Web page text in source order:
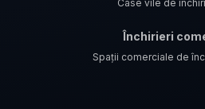
Case vile de
Închirieri
Spații comerciale de